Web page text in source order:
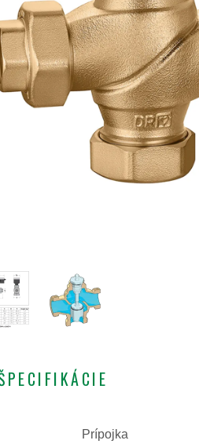
Prípojka